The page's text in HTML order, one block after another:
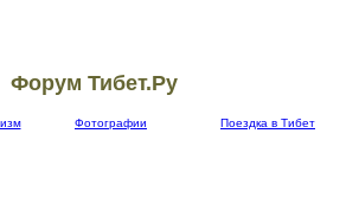
Форум Тибет.Ру
Фотографии Поездка в Тибет